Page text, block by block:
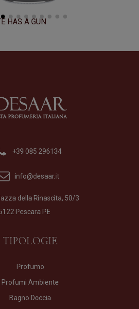
HAS A GUN
+39 085 296134
info@desaar.it
della Rinascita, 50/3
Pescara PE
TIPOLOGIE
Profumo
Profumi Ambiente
Bagno Doccia